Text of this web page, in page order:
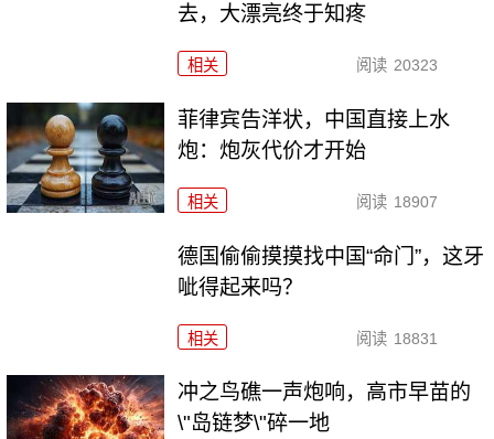
去，大漂亮终于知疼
相关 阅读 20323
菲律宾告洋状，中国直接上水
炮：炮灰代价才开始
相关 阅读 18907
德国偷偷摸摸找中国“命门”，这牙
呲得起来吗？
相关 阅读 18831
冲之鸟礁一声炮响，高市早苗的
\"岛链梦\"碎一地